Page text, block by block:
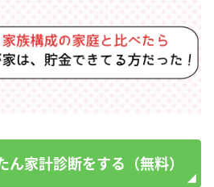
家計診断をする（無料）